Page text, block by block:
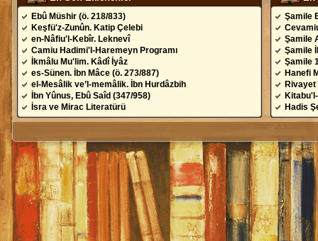
Ebû Müshir (ö. 218/833)
Keşfü'z-Zunûn. Katip Çelebi
en-Nâfiu'l-Kebîr. Leknevî
Camiu Hadimi'l-Haremeyn Programı
İkmâlu Mu'lim. Kâdî İyâz
es-Sünen. İbn Mâce (ö. 273/887)
el-Mesâlik ve’l-memâlik. İbn Hurdâzbih
İbn Yûnus, Ebû Saîd (347/958)
İsra ve Mirac Literatürü
Şamile
Şamile
Şamile
Şamile
Hanefi
Hadis